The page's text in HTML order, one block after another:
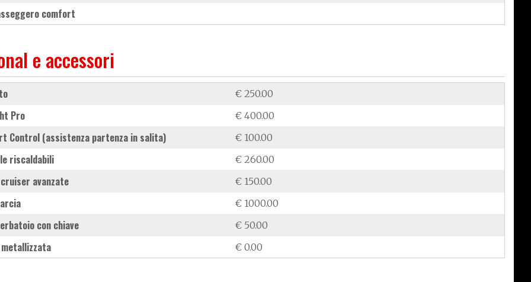
comfort
e accessori
€ 250.00
Pro € 400.00
Control (assistenza partenza in salita) € 100.00
riscaldabili € 260.00
cruiser avanzate € 150.00
€ 1000.00
con chiave € 50.00
metallizzata € 0.00